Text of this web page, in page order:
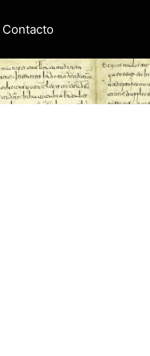
Contacto